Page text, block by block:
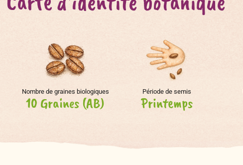
Nombre de graines biologiques
10 Graines (AB)
Période de semis
Printemps